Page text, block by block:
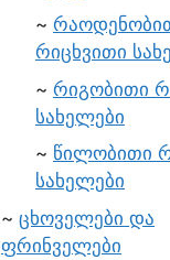
რიცხვითი
რიგობითი
სახელები
წილობითი
სახელები
ცხოველები და
ფრინველები